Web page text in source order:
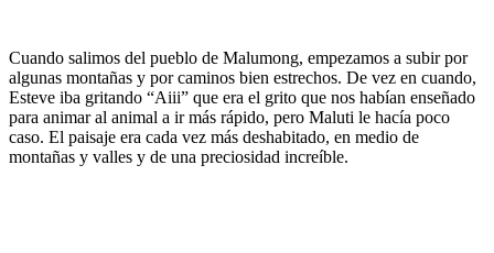
Cuando salimos del pueblo de Malumong, empezamos a subir por
algunas montañas y por caminos bien estrechos. De vez en cuando,
Esteve iba gritando “Aiii” que era el grito que nos habían enseñado
para animar al animal a ir más rápido, pero Maluti le hacía poco
caso. El paisaje era cada vez más deshabitado, en medio de
montañas y valles y de una preciosidad increíble.